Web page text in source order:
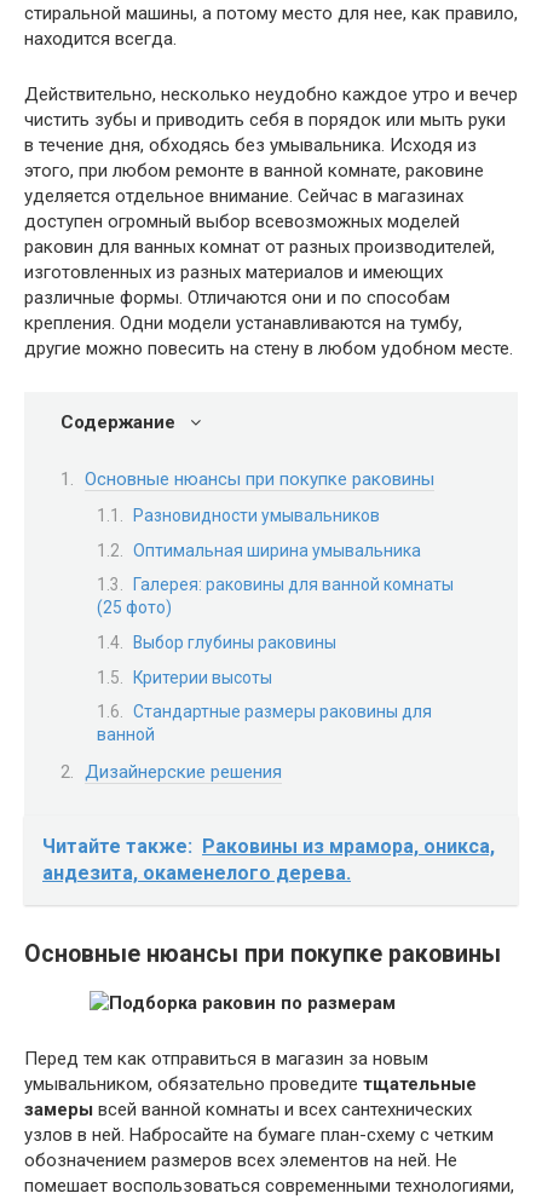
стиральной машины, а потому место для нее, как правило,
находится всегда.
Действительно, несколько неудобно каждое утро и вечер
чистить зубы и приводить себя в порядок или мыть руки
в течение дня, обходясь без умывальника. Исходя из
этого, при любом ремонте в ванной комнате, раковине
уделяется отдельное внимание. Сейчас в магазинах
доступен огромный выбор всевозможных моделей
раковин для ванных комнат от разных производителей,
изготовленных из разных материалов и имеющих
различные формы. Отличаются они и по способам
крепления. Одни модели устанавливаются на тумбу,
другие можно повесить на стену в любом удобном месте.
Содержание
Основные нюансы при покупке раковины
Разновидности умывальников
Оптимальная ширина умывальника
Галерея: раковины для ванной комнаты
(25 фото)
Выбор глубины раковины
Критерии высоты
Стандартные размеры раковины для
ванной
Дизайнерские решения
Читайте также:
Раковины из мрамора, оникса,
андезита, окаменелого дерева.
Основные нюансы при покупке раковины
Перед тем как отправиться в магазин за новым
умывальником, обязательно проведите тщательные
замеры всей ванной комнаты и всех сантехнических
узлов в ней. Набросайте на бумаге план-схему с четким
обозначением размеров всех элементов на ней. Не
помешает воспользоваться современными технологиями,